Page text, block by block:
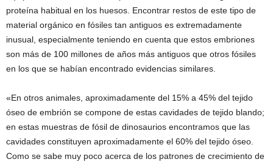
proteína habitual en los huesos. Encontrar restos de este tipo de
material orgánico en fósiles tan antiguos es extremadamente
inusual, especialmente teniendo en cuenta que estos embriones
son más de 100 millones de años más antiguos que otros fósiles
en los que se habían encontrado evidencias similares.
«En otros animales, aproximadamente del 15% a 45% del tejido
óseo de embrión se compone de estas cavidades de tejido blando;
en estas muestras de fósil de dinosaurios encontramos que las
cavidades constituyen aproximadamente el 60% del tejido óseo.
Como se sabe muy poco acerca de los patrones de crecimiento de